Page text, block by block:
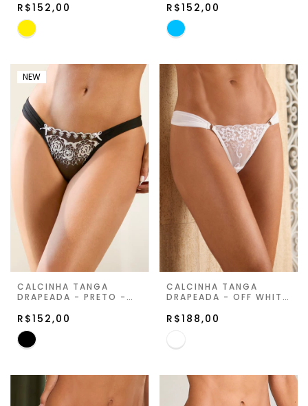
R$152,00 LUNE
R$152,00
NEW
CALCINHA TANGA
DRAPEADA - PRETO -
R$152,00
CALCINHA TANGA
DRAPEADA - OFF WHITE
R$188,00